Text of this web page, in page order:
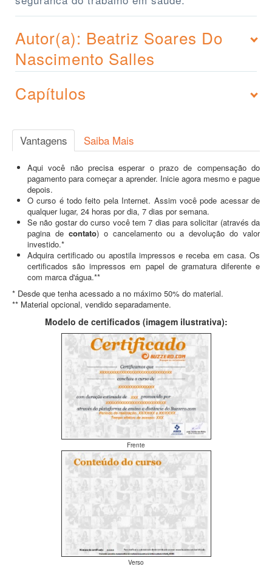
Autor(a): Beatriz Soares Do
Nascimento Salles
Capítulos
Vantagens Saiba Mais
Aqui você não precisa esperar o prazo de compensação do
pagamento para começar a aprender. Inicie agora mesmo e pague
depois.
O curso é todo feito pela Internet. Assim você pode acessar de
qualquer lugar, 24 horas por dia, 7 dias por semana.
Se não gostar do curso você tem 7 dias para solicitar (através da
pagina de contato) o cancelamento ou a devolução do valor
investido.*
Adquira certificado ou apostila impressos e receba em casa. Os
certificados são impressos em papel de gramatura diferente e
com marca d'água.**
* Desde que tenha acessado a no máximo 50% do material.
** Material opcional, vendido separadamente.
Modelo de certificados (imagem ilustrativa):
Frente
Verso